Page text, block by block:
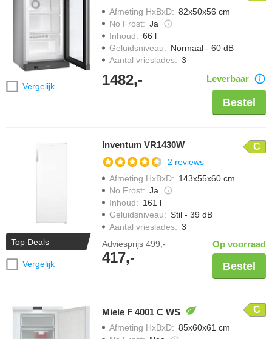
Vergelijk
Afmeting HxBxD: 82x50x56 cm
No Frost: Ja
Inhoud: 66 l
Geluidsniveau: Normaal - 60 dB
Aantal vrieslades: 3
1482,- Leverbaar
Bestel
Top Deals
Vergelijk
Inventum VR1430W C
2 reviews
Afmeting HxBxD: 143x55x60 cm
No Frost: Ja
Inhoud: 161 l
Geluidsniveau: Stil - 39 dB
Aantal vrieslades: 3
Adviesprijs 499,-
417,-
Op voorraad
Bestel
Miele F 4001 C WS C
Afmeting HxBxD: 85x60x61 cm